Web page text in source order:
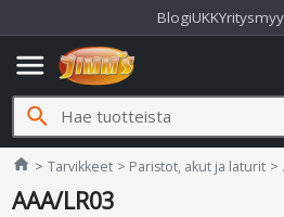
BlogiUKK
menu
search
home Jimms.fi
Tarvikkeet Paristot, akut ja laturit
AAA/LR03